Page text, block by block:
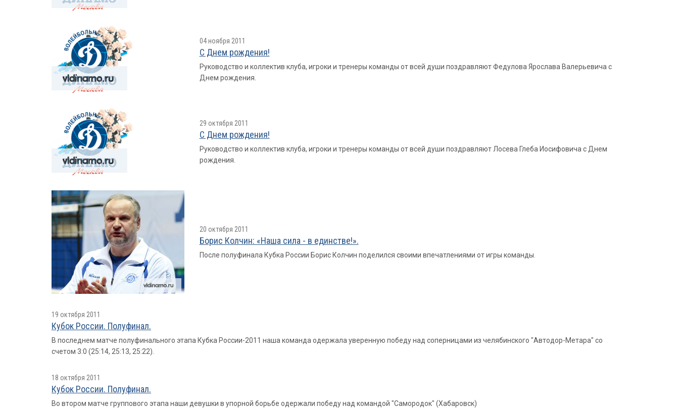
04 ноября 2011
С Днем рождения!
Руководство и коллектив клуба, игроки и тренеры команды от всей души поздравляют Федулова Ярослава Валерьевича с
Днем рождения.
29 октября 2011
С Днем рождения!
Руководство и коллектив клуба, игроки и тренеры команды от всей души поздравляют Лосева Глеба Иосифовича с Днем
рождения.
20 октября 2011
Борис Колчин: «Наша сила - в единстве!».
После полуфинала Кубка России Борис Колчин поделился своими впечатлениями от игры команды.
19 октября 2011
Кубок России. Полуфинал.
В последнем матче полуфинального этапа Кубка России-2011 наша команда одержала уверенную победу над соперницами из челябинского "Автодор-Метара" со
счетом 3:0 (25:14, 25:13, 25:22).
18 октября 2011
Кубок России. Полуфинал.
Во втором матче группового этапа наши девушки в упорной борьбе одержали победу над командой "Самородок" (Хабаровск)